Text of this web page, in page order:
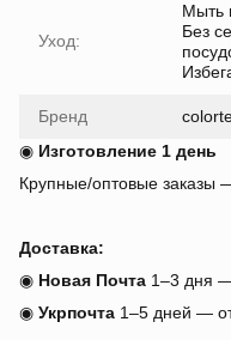
Уход:
Мыть
Без
Бренд
◉ Изготовление 1 день
Крупные/оптовые заказы
Доставка:
◉ Новая Почта 1–3 дня
◉ Укрпочта 1–5 дней —